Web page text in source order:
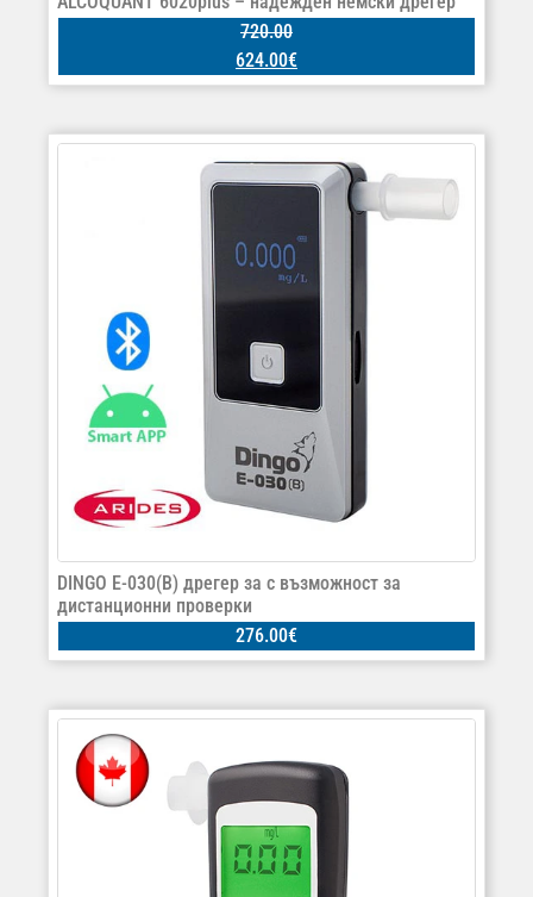
720.00
624.00€
DINGO E-030(B) дрегер за с възможност за
дистанционни проверки
276.00€